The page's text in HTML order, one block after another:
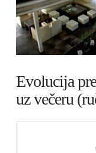
Evolucija
uz večeru